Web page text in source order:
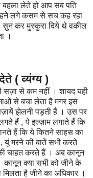
बहला लेते हो आप सब पति
लगे कसम से सच कह रहा
सुन कर मुस्कुरा दिये थे वकील
।
व्यंग्य )
सज़ा से कम नहीं । शायद यही
से बचा लेता है मगर इस
झेलनी पड़ती हैं । उस पर
हैं , ये इल्ज़ाम लगाते हैं कि
हैं कि ये कितने साहस का
यूं मरने की बातें सभी करते
चाहत करते हैं । अब कानून
कानून क्या सभी को जीने के
है जीने का अधिकार ।